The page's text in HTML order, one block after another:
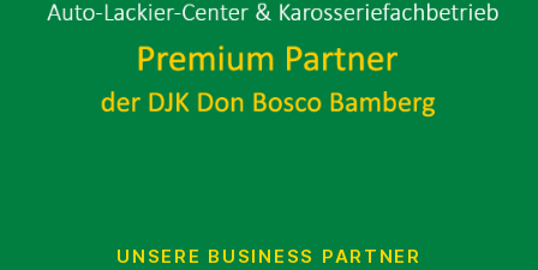
UNSERE BUSINESS PARTNER